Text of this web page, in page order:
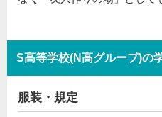
S高等学校(N高グループ)の
服装・規定